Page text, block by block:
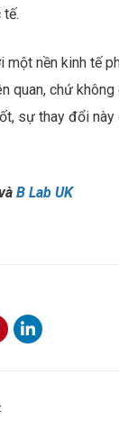
một nền kinh tế
quan, chứ
sự thay đổi
B Lab UK